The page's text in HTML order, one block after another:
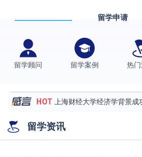
留学申请
留学顾问 留学案例 热
格拉斯哥大学国际商务硕士
伯明翰大学数字媒体与创
Offer
上海财经大学经济学背景成
硕士录取
数学背景的他，靠“供应链”
专科逆袭伦敦大学学院UCL
留学资讯